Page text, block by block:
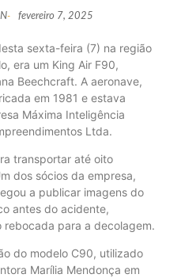
- fevereiro 7, 2025
sexta-feira (7) na região
era um King Air F90,
Beechcraft. A aeronave,
em 1981 e estava
Máxima Inteligência
Ltda.
transportar até oito
dos sócios da empresa,
a publicar imagens do
antes do acidente,
rebocada para a decolagem.
do modelo C90, utilizado
Marília Mendonça em